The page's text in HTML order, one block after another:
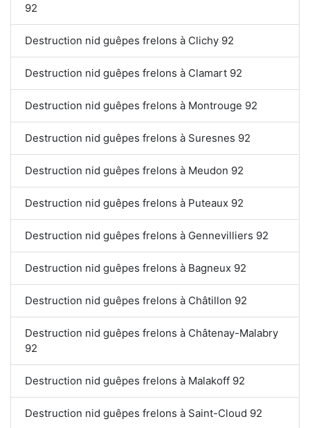
92
Destruction nid guêpes frelons à Clichy 92
Destruction nid guêpes frelons à Clamart 92
Destruction nid guêpes frelons à Montrouge 92
Destruction nid guêpes frelons à Suresnes 92
Destruction nid guêpes frelons à Meudon 92
Destruction nid guêpes frelons à Puteaux 92
Destruction nid guêpes frelons à Gennevilliers 92
Destruction nid guêpes frelons à Bagneux 92
Destruction nid guêpes frelons à Châtillon 92
Destruction nid guêpes frelons à Châtenay-Malabry
92
Destruction nid guêpes frelons à Malakoff 92
Destruction nid guêpes frelons à Saint-Cloud 92